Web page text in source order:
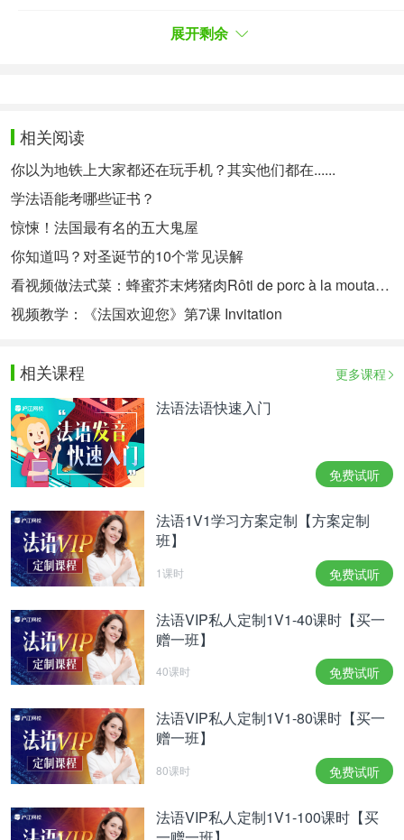
须给他写一首诗）。相反，我们在朗读诗句时必须联
诵。
- après les mots terminés en -rt en -rs, sauf s’ils
sont suivis de il, elle, on ou s’il s’agit du t de
l’adverbe fort ou du s de toujours : de part en part,
tu pars à huit heures (mais :quand dort-(t)on ?
quand sort-(t)elle ?) ;
- 在-rt和-rs结尾的单词之后，除非他们跟着il/elle/on
或者如果它是副词fort的t以及toujours的s：de part
quand sort-(t)elle ?)（我们什么时候睡觉？/她什么时
候出去？）
- devant un, oui, onze et les mots étrangers
commençant par y : des oui ;
- 在un, oui, onze和以y开头的外来词前：des oui;
- devant les noms de lettres de l’alphabet : des i,
des a.
- 在字母表的字母名称前面：des i，des a。
Dans le reste des cas, on peut choisir de faire ou
non la liaison mais celle-ci est plutôt la marque d’un
langage soutenu.
liaison :
在其他情况下，我们可以选择是否要联诵，但是联诵
也是高雅语言的标志。
此外，我们要指出两种错误的联诵类型：
展开剩余
相关阅读
你以为地铁上大家都还在玩手机？其实他们都在......
学法语能考哪些证书？
惊悚！法国最有名的五大鬼屋
你知道吗？对圣诞节的10个常见误解
看视频做法式菜：蜂蜜芥末烤猪肉Rôti de porc à la moutarde et miel
视频教学：《法国欢迎您》第7课 Invitation
相关课程 更多课程
法语法语快速入门
免费试听
法语1V1学习方案定制【方案定制
班】
1课时 免费试听
法语VIP私人定制1V1-40课时【买一
赠一班】
40课时 免费试听
法语VIP私人定制1V1-80课时【买一
赠一班】
80课时 免费试听
法语VIP私人定制1V1-100课时【买